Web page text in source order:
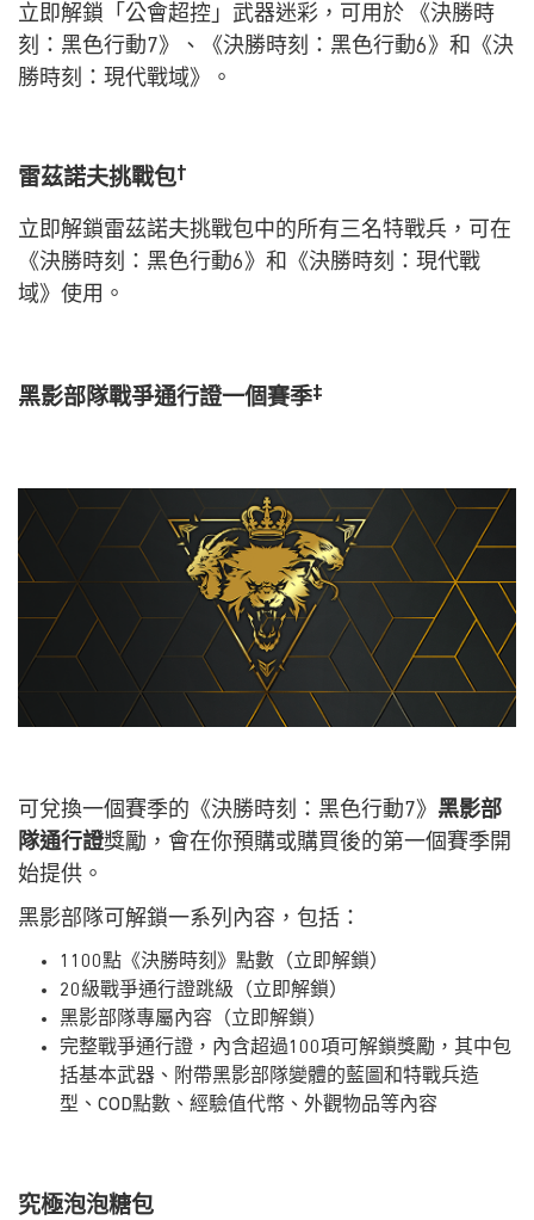
立即解鎖「公會超控」武器迷彩，可用於 《決勝時
刻：黑色行動7》、《決勝時刻：黑色行動6》和《決
勝時刻：現代戰域》。
雷茲諾夫挑戰包†
立即解鎖雷茲諾夫挑戰包中的所有三名特戰兵，可在
《決勝時刻：黑色行動6》和《決勝時刻：現代戰
域》使用。
黑影部隊戰爭通行證一個賽季‡
可兌換一個賽季的《決勝時刻：黑色行動7》 黑影部
隊通行證獎勵，會在你預購或購買後的第一個賽季開
始提供。
黑影部隊可解鎖一系列內容，包括：
1100點《決勝時刻》點數（立即解鎖）
20級戰爭通行證跳級（立即解鎖）
黑影部隊專屬內容（立即解鎖）
完整戰爭通行證，內含超過100項可解鎖獎勵，其中包
括基本武器、附帶黑影部隊變體的藍圖和特戰兵造
型、COD點數、經驗值代幣、外觀物品等內容
究極泡泡糖包